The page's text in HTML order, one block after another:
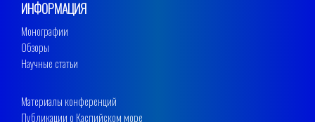
ИНФОРМАЦИЯ
Монографии
Обзоры
Научные статьи
Материалы конференций
Публикации о Каспийском море